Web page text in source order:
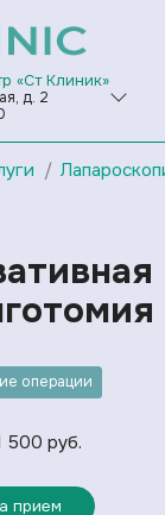
«Ст Клиник»
д. 2
операции
500 руб.
прием